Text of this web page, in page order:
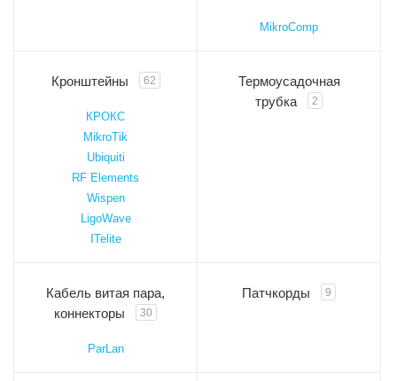
MikroComp
Кронштейны 62
КРОКС
MikroTik
Ubiquiti
RF Elements
Wispen
LigoWave
ITelite
Термоусадочная
трубка
2
Кабель витая пара,
коннекторы
30
ParLan
Патчкорды 9